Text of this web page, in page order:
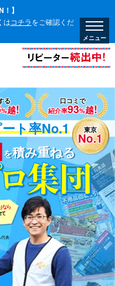
】
はコチラをご確認くだ
る
%越!
口コミで
紹介率93%越!
ト率No.1
を積み重ねる
東京
No.1
代表
なら